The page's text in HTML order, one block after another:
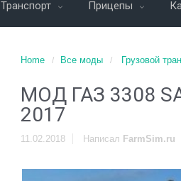
Транспорт Прицепы
Home Все моды Грузовой
МОД ГАЗ 3308
2017
11.02.2018 Написал FarmSim.ru